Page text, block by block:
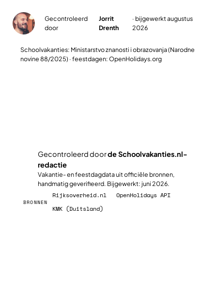
Gecontroleerd
door
Jorrit
Drenth
· bijgewerkt augustus
2026
Schoolvakanties: Ministarstvo znanosti i obrazovanja (Narodne
novine 88/2025) · feestdagen: OpenHolidays.org
Gecontroleerd doorde Schoolvakanties.nl-
redactie
Vakantie- en feestdagdata uit officiële bronnen,
handmatig geverifieerd. Bijgewerkt: juni 2026.
BRONNEN
Rijksoverheid.nl
OpenHolidays API
KMK (Duitsland)